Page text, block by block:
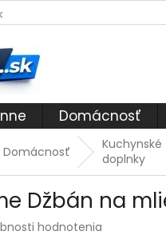
Domácnosť
Domácnosť
Kuchynské
doplnky
Džbán na
hodnotenia